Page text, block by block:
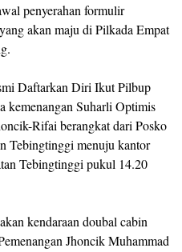
penyerahan formulir
akan maju di Pilkada Empat
Daftarkan Diri Ikut Pilbup
kemenangan Suharli Optimis
Rifai berangkat dari Posko
Tebingtinggi menuju kantor
Tebingtinggi pukul 14.20
kendaraan doubal cabin
Jhoncik Muhammad